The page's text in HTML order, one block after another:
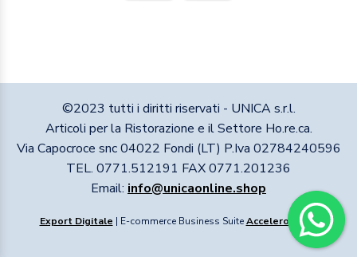
©2023 tutti i diritti riservati - UNICA s.r.l.
Articoli per la Ristorazione e il Settore Ho.re.ca.
Via Capocroce snc 04022 Fondi (LT) P.Iva 02784240596
TEL. 0771.512191 FAX 0771.201236
Email: info@unicaonline.shop
Export Digitale | E-commerce Business SuiteAccelero v1.1.1